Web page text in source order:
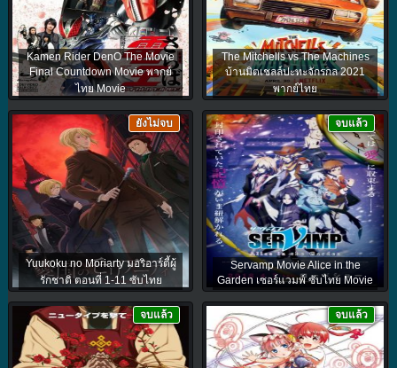
Kamen Rider DenO The Movie
Final Countdown Movie พากย์
ไทย Movie
The Mitchells vs The Machines
บ้านมิตเชลล์ปะทะจักรกล 2021
พากย์ไทย
Yuukoku no Moriarty มอริอาร์ตี้ผู้
รักชาติ ตอนที่ 1-11 ซับไทย
ยังไม่จบ
Servamp Movie Alice in the
Garden เซอร์แวมพ์ ซับไทย Movie
จบแล้ว
จบแล้ว จบแล้ว